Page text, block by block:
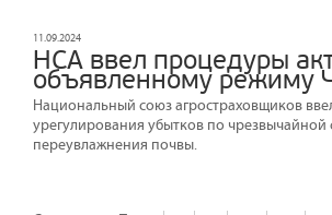
11.09.2024
НСА ввел процедуры
объявленному режиму
Национальный союз агростраховщиков
урегулирования убытков по
переувлажнения почвы.